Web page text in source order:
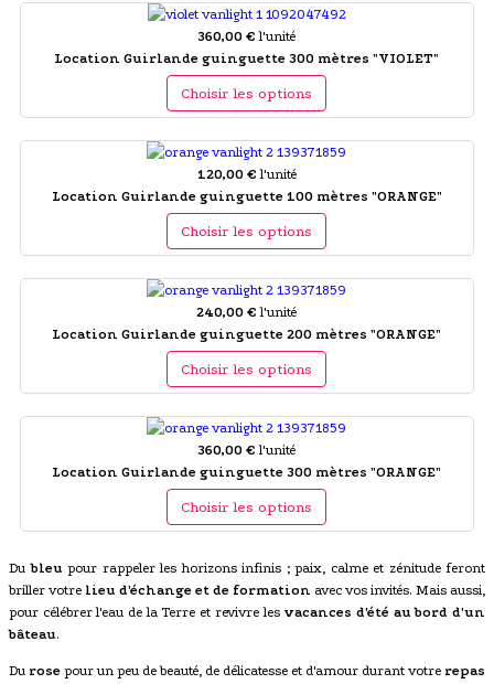
360,00 € l'unité
Location Guirlande guinguette 300 mètres "VIOLET"
Choisir les options
120,00 € l'unité
Location Guirlande guinguette 100 mètres "ORANGE"
Choisir les options
240,00 € l'unité
Location Guirlande guinguette 200 mètres "ORANGE"
Choisir les options
360,00 € l'unité
Location Guirlande guinguette 300 mètres "ORANGE"
Choisir les options
Dubleu pour rappeler les horizons infinis ; paix, calme et zénitude feront
briller votre lieu d'échange et de formation avec vos invités. Mais aussi,
pour célébrer l'eau de la Terre et revivre les vacances d'été au bord d'un
bâteau.
Du rose pour un peu de beauté, de délicatesse et d'amour durant votre repas